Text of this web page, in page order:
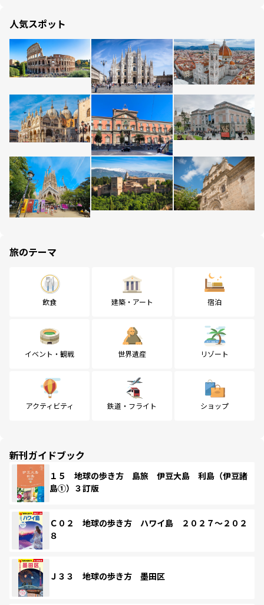
人気スポット
旅のテーマ
飲食 建築・アート 宿泊
イベント・観戦 世界遺産 リゾート
アクティビティ 鉄道・フライト ショップ
新刊ガイドブック
１５ 地球の歩き方 島旅 伊豆大島 利島（伊豆諸
島①）３訂版
Ｃ０２ 地球の歩き方 ハワイ島 ２０２７～２０２
８
Ｊ３３ 地球の歩き方 墨田区